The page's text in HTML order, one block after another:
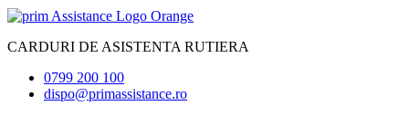
CARDURI DE ASISTENTA RUTIERA
0799 200 100
dispo@primassistance.ro